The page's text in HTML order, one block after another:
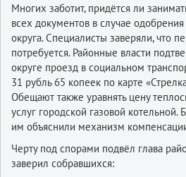
Многих заботит, придётся ли
всех документов в случае
округа. Специалисты заверяли, что
потребуется. Районные власти
округе проезд в социальном
31 рубль 65 копеек по карте
Обещают также уравнять цену
услуг городской газовой котельной.
им объяснили механизм
Черту под спорами подвёл глава
заверил собравшихся: